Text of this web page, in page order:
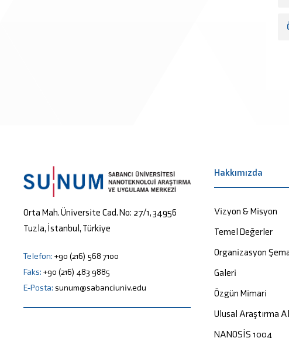
Orta Mah. Üniversite Cad. No: 27/1, 34956
Tuzla, İstanbul, Türkiye
Telefon: +90 (216) 568 7100
Faks: +90 (216) 483 9885
E-Posta: sunum@sabanciuniv.edu
Hakkımızda
Vizyon & Misyon
Temel Değerler
Organizasyon
Galeri
Özgün Mimari
Ulusal Araştırma
NANOSİS 1004